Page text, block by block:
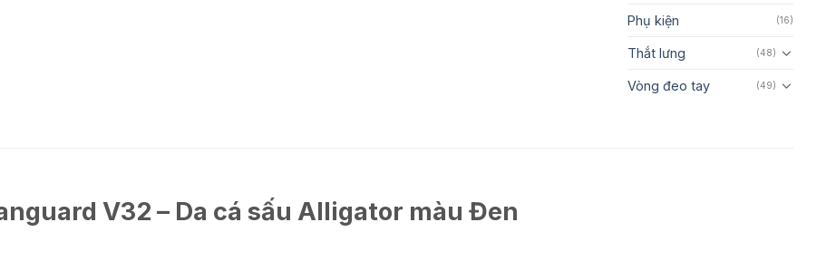
Phụ kiện (16)
Thắt lưng (48)
Vòng đeo tay (49)
V32 – Da cá sấu Alligator màu Đen